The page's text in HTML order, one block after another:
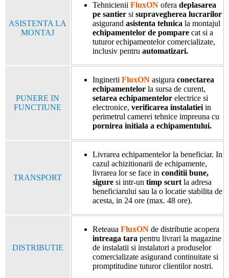
ASISTENTA LA
MONTAJ
Tehnicienii FluxON ofera deplasarea
pe santier si supravegherea lucrarilor
asigurand asistenta tehnica la montajul
echipamentelor de pompare cat si a
tuturor echipamentelor comercializate,
inclusiv pentru automatizari.
PUNERE IN
FUNCTIUNE
Inginerii FluxON asigura conectarea
echipamentelor la sursa de curent,
setarea echipamentelor electrice si
electronice, verificarea instalatiei in
perimetrul camerei tehnice impreuna cu
pornirea initiala a echipamentului.
TRANSPORT
Livrarea echipamentelor la beneficiar. In
cazul achizitionarii de echipamente,
livrarea lor se face in conditii bune,
sigure si intr-un timp scurt la adresa
beneficiarului sau la o locatie stabilita de
acesta, in 24 ore (max. 48 ore).
DISTRIBUTIE
Reteaua FluxON de distributie acopera
intreaga tara pentru livrari la magazine
de instalatii si instalatori a produselor
comercializate asigurand continuitate si
promptitudine tuturor clientilor nostri.